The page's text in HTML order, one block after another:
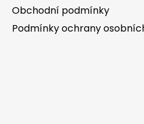
Obchodní podmínky
Podmínky ochrany